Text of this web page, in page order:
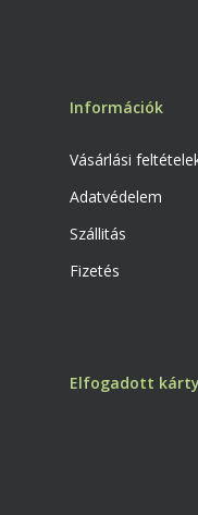
Információk
Vásárlási
Adatvédelem
Szállitás
Fizetés
Elfogadott